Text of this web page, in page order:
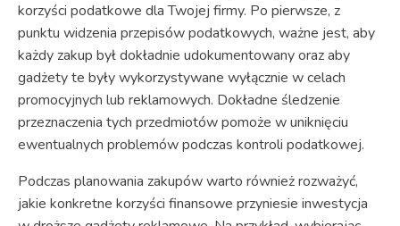
korzyści podatkowe dla Twojej firmy. Po pierwsze, z
punktu widzenia przepisów podatkowych, ważne jest, aby
każdy zakup był dokładnie udokumentowany oraz aby
gadżety te były wykorzystywane wyłącznie w celach
promocyjnych lub reklamowych. Dokładne śledzenie
przeznaczenia tych przedmiotów pomoże w uniknięciu
ewentualnych problemów podczas kontroli podatkowej.
Podczas planowania zakupów warto również rozważyć,
jakie konkretne korzyści finansowe przyniesie inwestycja